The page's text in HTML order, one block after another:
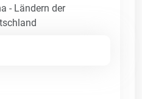
- Ländern der